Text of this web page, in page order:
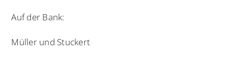
Auf der Bank:
Müller und Stuckert